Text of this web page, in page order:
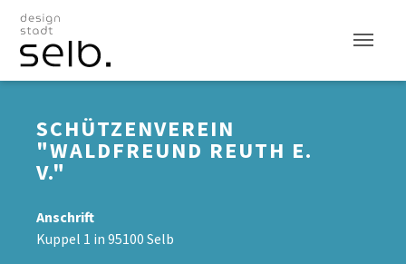
Zum Hauptinhalt
SCHÜTZENVEREIN
"WALDFREUND REUTH E.
V."
Anschrift
Kuppel 1 in 95100 Selb